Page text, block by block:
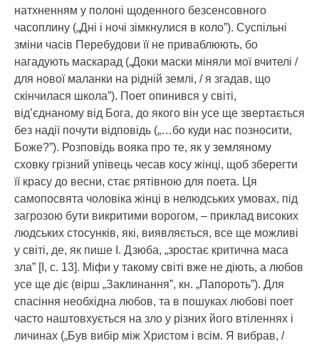
натхненням у полоні щоденного безсенсовного
часоплину („Дні і ночі зімкнулися в коло”). Суспільні
зміни часів Перебудови її не приваблюють, бо
нагадують маскарад („Доки маски міняли мої вчителі /
для нової маланки на рідній землі, / я згадав, що
скінчилася школа”). Поет опинився у світі,
від’єднаному від Бога, до якого він усе ще звертається
без надії почути відповідь („…бо куди нас позносити,
Боже?”). Розповідь вояка про те, як у земляному
сховку грізний упівець чесав косу жінці, щоб зберегти
її красу до весни, стає рятівною для поета. Ця
самопосвята чоловіка жінці в нелюдських умовах, під
загрозою бути викритими ворогом, – приклад високих
людських стосунків, які, виявляється, все ще можливі
у світі, де, як пише І. Дзюба, „зростає критична маса
зла” [І, с. 13]. Міфи у такому світі вже не діють, а любов
усе ще діє (вірш „Заклинання”, кн. „Папороть”). Для
спасіння необхідна любов, та в пошуках любові поет
часто наштовхується на зло у різних його втіленнях і
личинах („Був вибір між Христом і всім. Я вибрав, /